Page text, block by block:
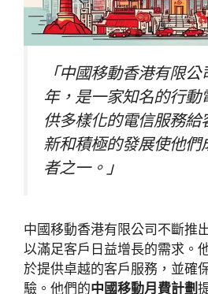
「中國移動香港有限
年，是一家知名的行動
供多樣化的電信服務給
新和積極的發展使他們
者之一。」
中國移動香港有限公司不斷推
以滿足客戶日益增長的需求。
於提供卓越的客戶服務，並確
驗。他們的中國移動月費計劃